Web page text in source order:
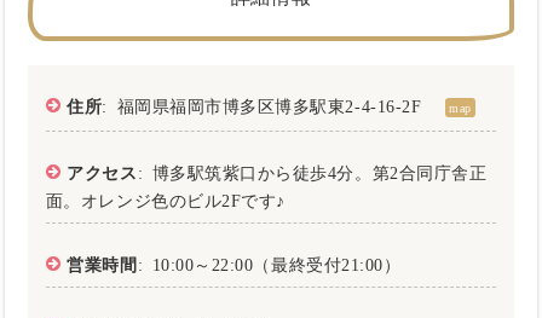
住所: 福岡県福岡市博多区博多駅東2-4-16-2F map
アクセス : 博多駅筑紫口から徒歩4分。第2合同庁舎正
面。オレンジ色のビル2Fです♪
営業時間 : 10:00～22:00（最終受付21:00）